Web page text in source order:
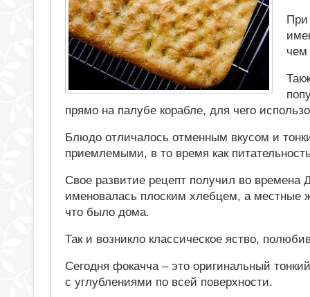
При
чем
прямо на палубе корабле, для чего
Блюдо отличалось отменным вкусом и
приемлемыми, в то время как
Свое развитие рецепт получил во времена
именовалась плоским хлебцем, а местные
что было дома.
Так и возникло классическое яство,
Сегодня фокачча – это оригинальный
с углублениями по всей поверхности.